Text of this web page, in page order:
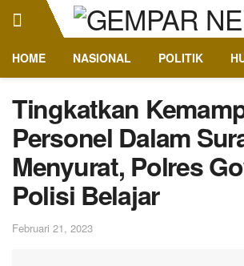
HOME NASIONAL POLITIK
Tingkatkan
Personel Dalam
Menyurat, Polres
Polisi Belajar
Februari 21, 2023